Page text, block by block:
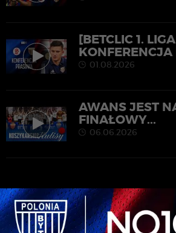
[BETCLIC 1.
KONFERENCJA
01.08.2026
AWANS JEST
FINAŁOWY...
06.06.2026